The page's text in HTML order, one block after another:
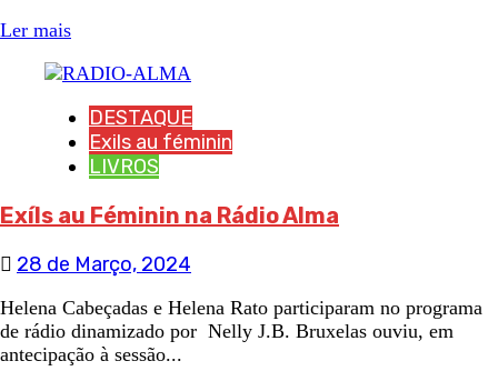
Ler mais
DESTAQUE
Exils au féminin
LIVROS
Exíls au Féminin na Rádio Alma
28 de Março, 2024
Helena Cabeçadas e Helena Rato participaram no programa
de rádio dinamizado por Nelly J.B. Bruxelas ouviu, em
antecipação à sessão...